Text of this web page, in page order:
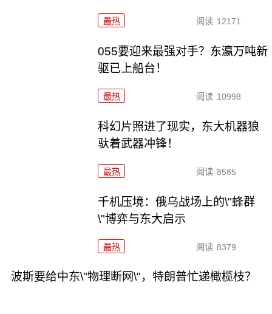
最热 阅读 12171
055要迎来最强对手？东瀛万吨新
驱已上船台！
最热 阅读 10998
科幻片照进了现实，东大机器狼
驮着武器冲锋！
最热 阅读 8585
千机压境：俄乌战场上的\"蜂群
\"博弈与东大启示
最热 阅读 8379
波斯要给中东\"物理断网\"，特朗普忙递橄榄枝？